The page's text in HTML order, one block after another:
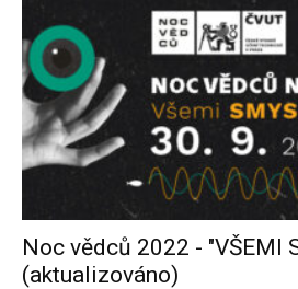
Noc vědců 2022 - "VŠEMI
(aktualizováno)